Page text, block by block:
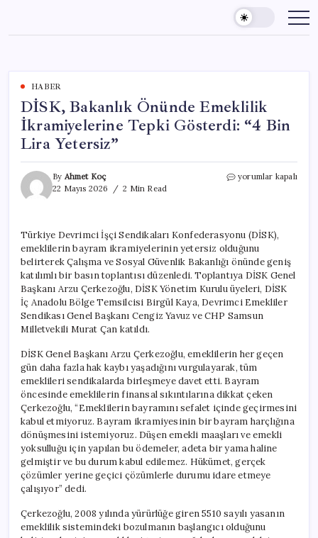
content
HABER
DİSK, Bakanlık Önünde Emeklilik
İkramiyelerine Tepki Gösterdi: “4 Bin
Lira Yetersiz”
By Ahmet Koç
22 Mayıs 2026
2 Min Read
DİSK,
Tepki
Gösterdi:
“4
Bin
Lira
Yetersiz”
için
yorumlar kapalı
Türkiye Devrimci İşçi Sendikaları Konfederasyonu (DİSK),
emeklilerin bayram ikramiyelerinin yetersiz olduğunu
belirterek Çalışma ve Sosyal Güvenlik Bakanlığı önünde geniş
katılımlı bir basın toplantısı düzenledi. Toplantıya DİSK Genel
Başkanı Arzu Çerkezoğlu, DİSK Yönetim Kurulu üyeleri, DİSK
İç Anadolu Bölge Temsilcisi Birgül Kaya, Devrimci Emekliler
Sendikası Genel Başkanı Cengiz Yavuz ve CHP Samsun
Milletvekili Murat Çan katıldı.
DİSK Genel Başkanı Arzu Çerkezoğlu, emeklilerin her geçen
gün daha fazla hak kaybı yaşadığını vurgulayarak, tüm
emeklileri sendikalarda birleşmeye davet etti. Bayram
öncesinde emeklilerin finansal sıkıntılarına dikkat çeken
Çerkezoğlu, “Emeklilerin bayramını sefalet içinde geçirmesini
kabul etmiyoruz. Bayram ikramiyesinin bir bayram harçlığına
dönüşmesini istemiyoruz. Düşen emekli maaşları ve emekli
yoksulluğu için yapılan bu ödemeler, adeta bir yama haline
gelmiştir ve bu durum kabul edilemez. Hükümet, gerçek
çözümler yerine geçici çözümlerle durumu idare etmeye
çalışıyor” dedi.
Çerkezoğlu, 2008 yılında yürürlüğe giren 5510 sayılı yasanın
emeklilik sistemindeki bozulmanın başlangıcı olduğunu